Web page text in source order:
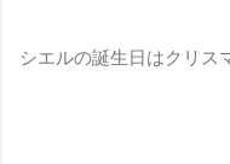
シエルの誕生日はクリス